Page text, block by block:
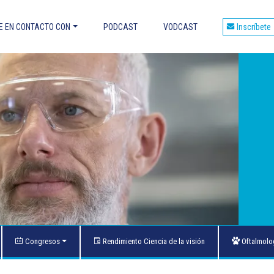
EN CONTACTO CON PODCAST VODCAST Inscríbete
son las ventajas?
OCULARES
DMLE
CON FÁRMACOS Y TOXICIDAD
Y DOPPLER
de las maculopatías
Congresos Rendimiento Ciencia de la visión